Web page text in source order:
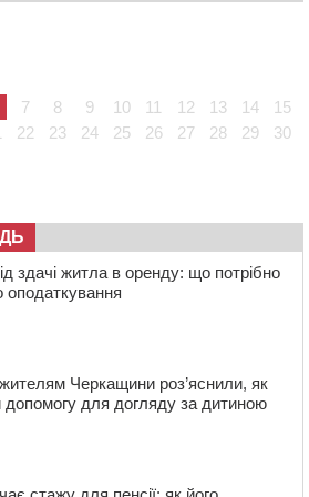
постраждав підліток
через 21 місяць підтвердила
хлопець поранив себе ножем у
увійшла до півфіналу Global
2026
на підготовку до школи: як
школяра”
7 8 9 10 11 12 13 14
15
22 23 24 25 26 27 28 29
30
здачі житла в оренду: що потрібно
оподаткування
Черкащини роз’яснили, як
допомогу для догляду за дитиною